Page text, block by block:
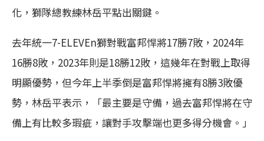
化，獅隊總教練林岳平點出關鍵。
去年統一7-ELEVEn獅對戰富邦悍將17勝7敗，2024年
16勝8敗，2023年則是18勝12敗，這幾年在對戰上取得
明顯優勢，但今年上半季倒是富邦悍將擁有8勝3敗優
勢，林岳平表示，「最主要是守備，過去富邦悍將在守
備上有比較多瑕疵，讓對手攻擊端也更多得分機會。」